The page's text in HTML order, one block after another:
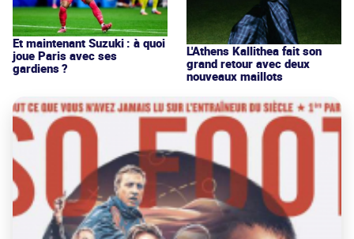
Et maintenant Suzuki : à quoi
joue Paris avec ses
gardiens ?
L'Athens Kallithea fait son
grand retour avec deux
nouveaux maillots